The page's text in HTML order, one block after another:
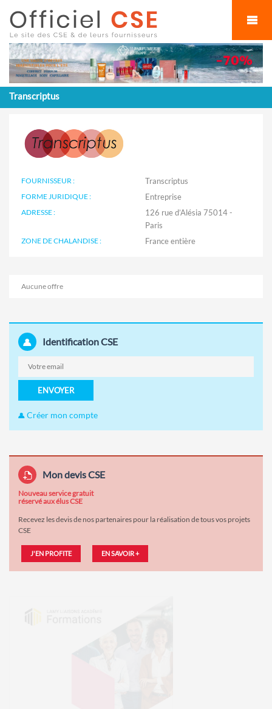
Transcriptus
FOURNISSEUR : Transcriptus
FORME JURIDIQUE : Entreprise
ADRESSE :
126 rue d’Alésia 75014 -
Paris
ZONE DE CHALANDISE :
Aucune offre
Identification CSE
ENVOYER
Créer mon compte
Mon devis CSE
Nouveau service gratuit
réservé aux élus CSE
Recevez les devis de nos partenaires pour la réalisation de tous vos projets
CSE
J'EN PROFITE EN SAVOIR +